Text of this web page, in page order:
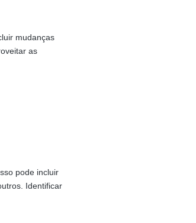
mudanças
as
pode incluir
Identificar